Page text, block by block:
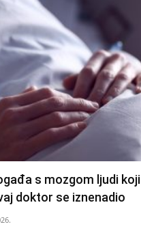
s mozgom ljudi koji
doktor se iznenadio